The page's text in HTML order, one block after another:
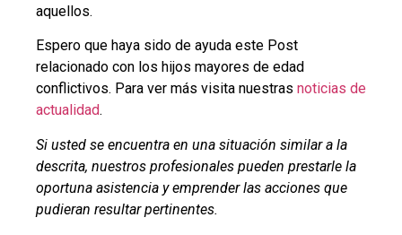
aquellos.
Espero que haya sido de ayuda este Post
relacionado con los hijos mayores de edad
conflictivos. Para ver más visita nuestras noticias de
actualidad.
Si usted se encuentra en una situación similar a la
descrita, nuestros profesionales pueden prestarle la
oportuna asistencia y emprender las acciones que
pudieran resultar pertinentes.